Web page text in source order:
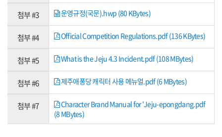
첨부 #3 운영규정(국문).hwp (80 KBytes)
첨부 #4 Official Competition Regulations.pdf (136 KBytes)
첨부 #5 What is the Jeju 4.3 Incident.pdf (108 MBytes)
첨부 #6 제주애퐁당 캐릭터 사용 메뉴얼.pdf (6 MBytes)
첨부 #7
Character Brand Manual for 'Jeju-epongdang.pdf
(8 MBytes)